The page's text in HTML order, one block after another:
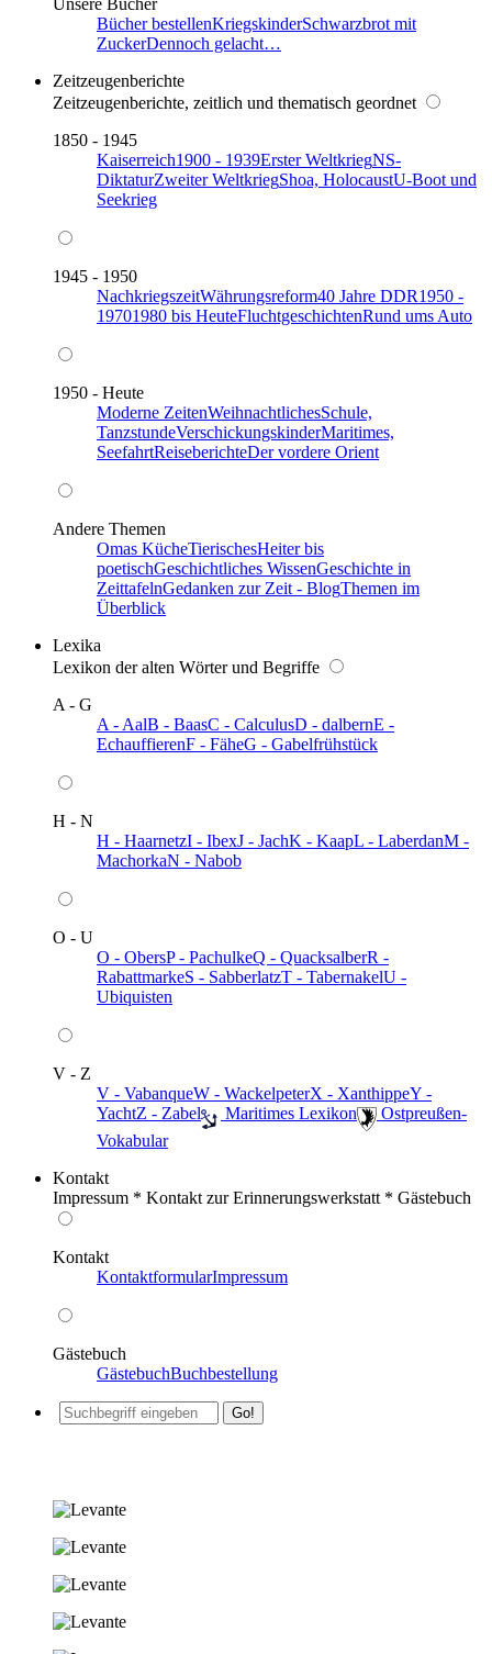
Unsere Bücher
Bücher bestellenKriegskinderSchwarzbrot mit
ZuckerDennoch gelacht…
Zeitzeugenberichte
Zeitzeugenberichte, zeitlich und thematisch geordnet
1850 - 1945
Kaiserreich1900 - 1939Erster WeltkriegNS-
DiktaturZweiter WeltkriegShoa, HolocaustU-Boot und
Seekrieg
1945 - 1950
NachkriegszeitWährungsreform40 Jahre DDR1950 -
19701980 bis HeuteFluchtgeschichtenRund ums Auto
1950 - Heute
Moderne ZeitenWeihnachtlichesSchule,
TanzstundeVerschickungskinderMaritimes,
SeefahrtReiseberichteDer vordere Orient
Andere Themen
Omas KücheTierischesHeiter bis
poetischGeschichtliches WissenGeschichte in
ZeittafelnGedanken zur Zeit - BlogThemen im
Überblick
Lexika
Lexikon der alten Wörter und Begriffe
A - G
A - AalB - BaasC - CalculusD - dalbernE -
EchauffierenF - FäheG - Gabelfrühstück
H - N
H - HaarnetzI - IbexJ - JachK - KaapL - LaberdanM -
MachorkaN - Nabob
O - U
O - ObersP - PachulkeQ - QuacksalberR -
RabattmarkeS - SabberlatzT - TabernakelU -
Ubiquisten
V - Z
V - VabanqueW - WackelpeterX - XanthippeY -
YachtZ - Zabel ️ Maritimes Lexikon
️ Ostpreußen-
Vokabular
Kontakt
Impressum * Kontakt zur Erinnerungswerkstatt * Gästebuch
Kontakt
KontaktformularImpressum
Gästebuch
GästebuchBuchbestellung